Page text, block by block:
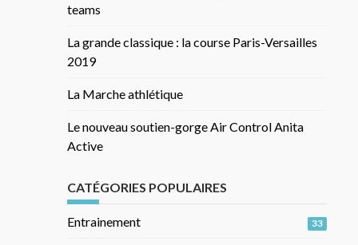
teams
La grande classique : la course Paris-Versailles
2019
La Marche athlétique
Le nouveau soutien-gorge Air Control Anita
Active
CATÉGORIES POPULAIRES
Entrainement 33